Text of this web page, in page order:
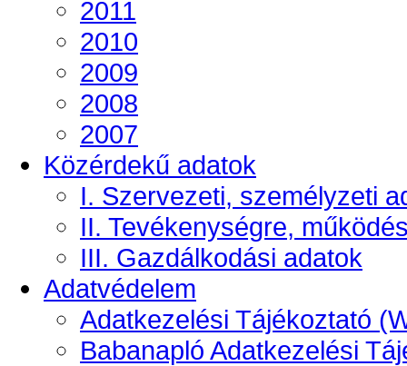
2011
2010
2009
2008
2007
Közérdekű adatok
I. Szervezeti, személyzeti
II. Tevékenységre,
III. Gazdálkodási adatok
Adatvédelem
Adatkezelési Tájékoztató
Babanapló Adatkezelési